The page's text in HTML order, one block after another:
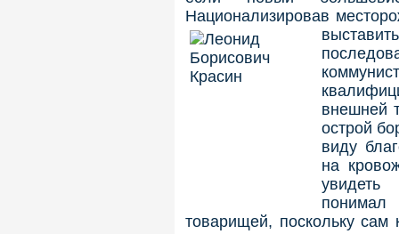
Национализировав
внешней
острой
виду
на
товарищей, поскольку